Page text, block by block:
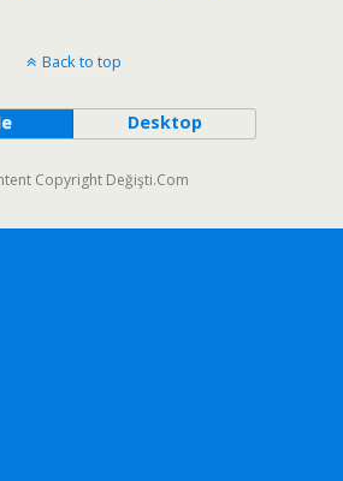
Back to top
Desktop
Copyright Değişti.Com